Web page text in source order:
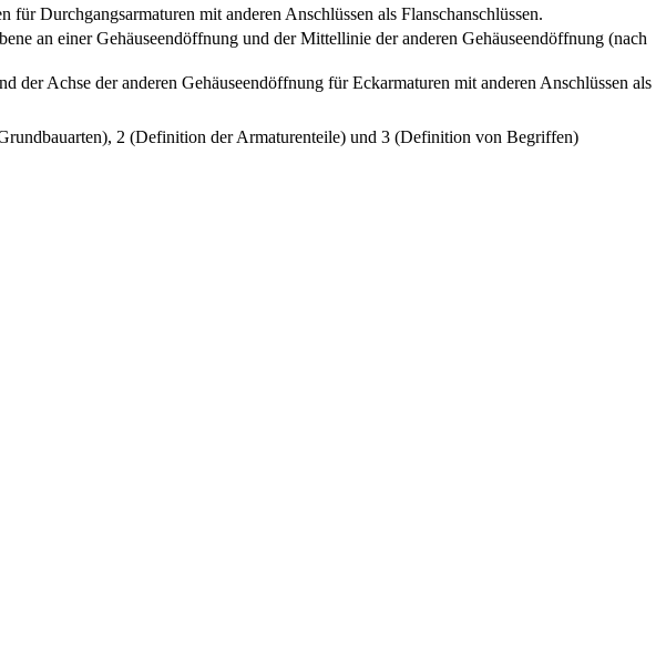
Durchgangsarmaturen mit anderen Anschlüssen als Flanschanschlüssen.
an einer Gehäuseendöffnung und der Mittellinie der anderen Gehäuseendöffnung (nach
Achse der anderen Gehäuseendöffnung für Eckarmaturen mit anderen Anschlüssen als
2 (Definition der Armaturenteile) und 3 (Definition von Begriffen)